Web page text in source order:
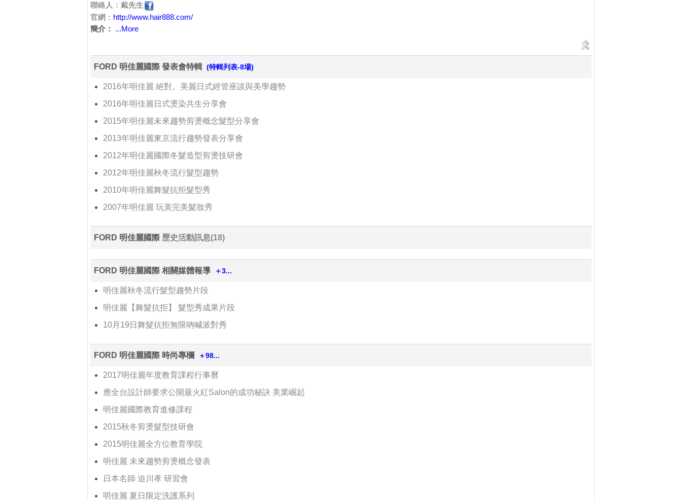
聯絡人：戴先生
官網： http://www.hair888.com/
簡介：
...More
FORD 明佳麗國際 發表會特輯 (特輯列表-8場)
2016年明佳麗 絕對。美麗日式經管座談與美學趨勢
2016年明佳麗日式燙染共生分享會
2015年明佳麗未來趨勢剪燙概念髮型分享會
2013年明佳麗東京流行趨勢發表分享會
2012年明佳麗國際冬髮造型剪燙技研會
2012年明佳麗秋冬流行髮型趨勢
2010年明佳麗舞髮抗拒髮型秀
2007年明佳麗 玩美完美髮妝秀
FORD 明佳麗國際 歷史活動訊息(18)
FORD 明佳麗國際 相關媒體報導 ＋3...
明佳麗秋冬流行髮型趨勢片段
明佳麗【舞髮抗拒】 髮型秀成果片段
10月19日舞髮抗拒無限吶喊派對秀
FORD 明佳麗國際 時尚專欄 ＋98...
2017明佳麗年度教育課程行事曆
應全台設計師要求公開最火紅Salon的成功秘訣 美業崛起
明佳麗國際教育進修課程
2015秋冬剪燙髮型技研會
2015明佳麗全方位教育學院
明佳麗 未來趨勢剪燙概念發表
日本名師 迫川孝 研習會
明佳麗 夏日限定洗護系列